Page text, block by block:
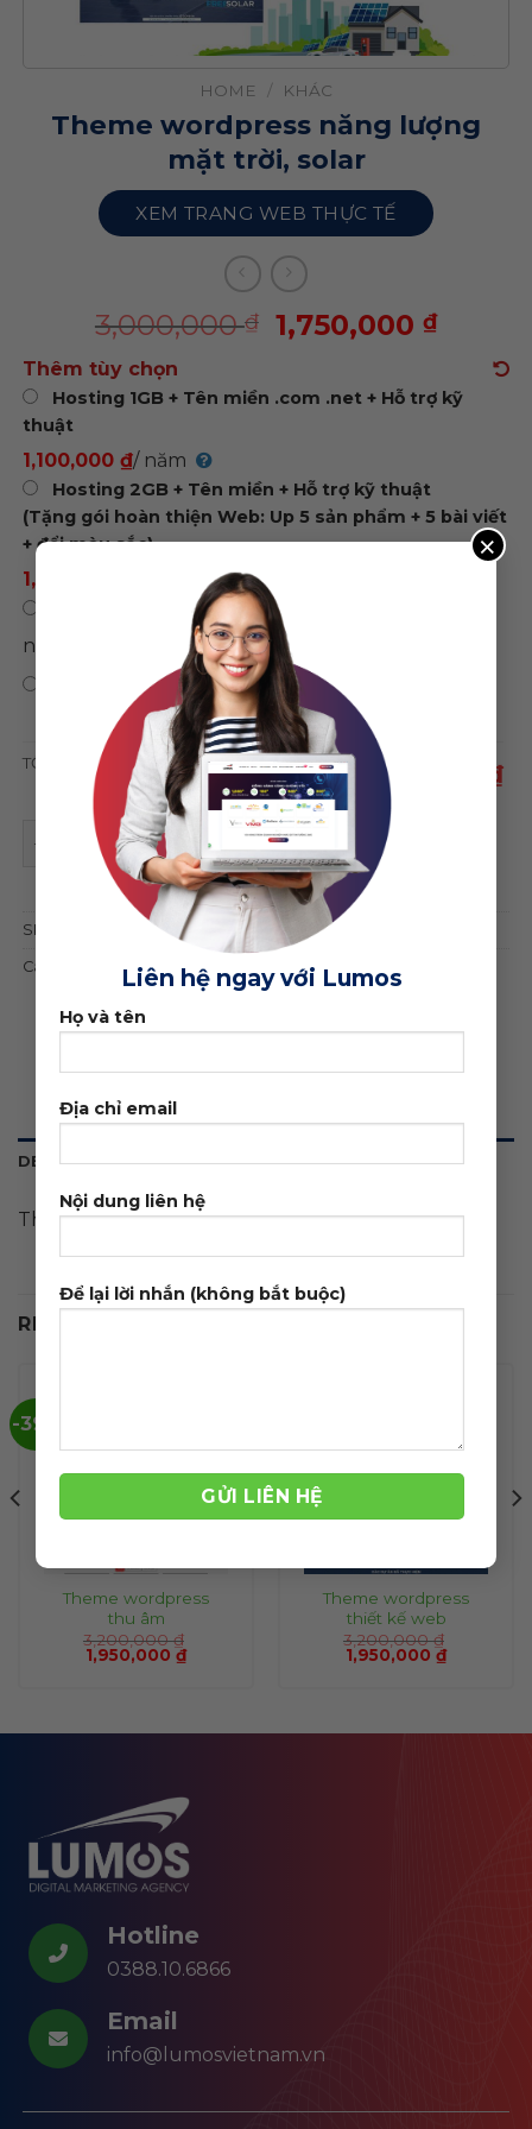
Liên hệ ngay với Lumos
Họ và tên
Địa chỉ email
Nội dung liên hệ
Để lại lời nhắn (không bắt buộc)
×
HOME / KHÁC
Theme wordpress năng lượng
mặt trời, solar
XEM TRANG WEB THỰC TẾ
3,000,000₫ 1,750,000₫
Thêm tùy chọn
Hosting 1GB + Tên miền .com .net + Hỗ trợ kỹ
thuật
1,100,000 ₫/ năm
Hosting 2GB + Tên miền + Hỗ trợ kỹ thuật
(Tặng gói hoàn thiện Web: Up 5 sản phẩm + 5 bài viết
+ đổi màu sắc)
1,500,000 ₫
Chỉ mua theme, không sử dụng hosting
năm
Bảo hành trọn đời web 0 ₫
TỔNG CỘNG 1,750,000 ₫
Theme wordpress năng lượng mặt trời, solar quantity
ĐẶT MUA GIAO DIỆN
SKU:
Category: Khác
DESCRIPTION
Theme wordpress năng lượng mặt trời, solar
RELATED PRODUCTS
-39%
Theme wordpress
thu âm
3,200,000₫
1,950,000 ₫
Theme wordpress
thiết kế web
3,200,000₫
1,950,000 ₫
Hotline
0388.10.6866
Email
info@lumosvietnam.vn